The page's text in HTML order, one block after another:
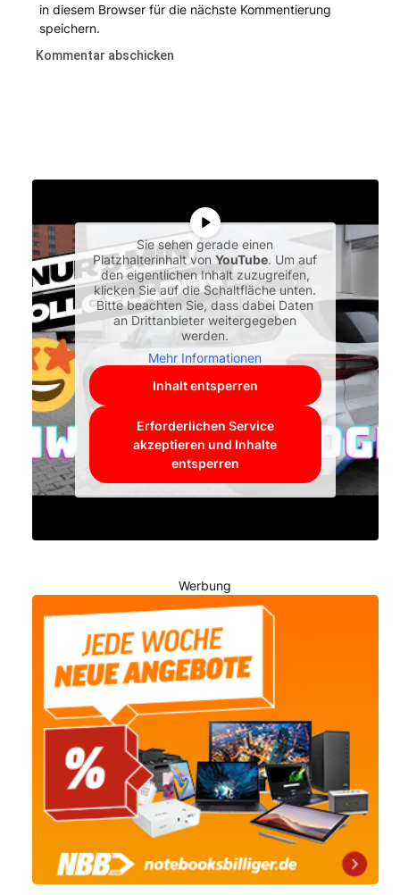
in diesem Browser für die nächste Kommentierung
speichern.
Sie sehen gerade einen
Platzhalterinhalt vonYouTube. Um auf
den eigentlichen Inhalt zuzugreifen,
klicken Sie auf die Schaltfläche unten.
Bitte beachten Sie, dass dabei Daten
an Drittanbieter weitergegeben
werden.
Mehr Informationen
Inhalt entsperren
Erforderlichen Service
akzeptieren und Inhalte
entsperren
Werbung